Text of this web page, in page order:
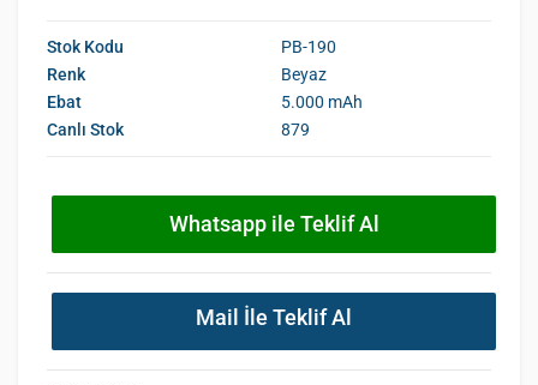
Stok Kodu
PB-190
Renk
Beyaz
Ebat
5.000 mAh
Canlı Stok
879
Whatsapp ile Teklif Al
Mail İle Teklif Al